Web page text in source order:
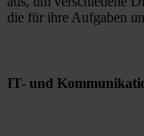
die für ihre Aufgaben
IT- und